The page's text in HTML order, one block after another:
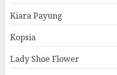
Kiara Payung
Kopsia
Lady Shoe Flower